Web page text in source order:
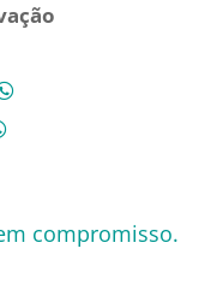
compromisso.